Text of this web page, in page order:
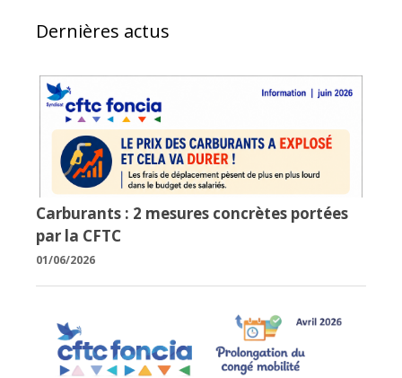
Dernières actus
Carburants : 2 mesures concrètes portées
par la CFTC
01/06/2026